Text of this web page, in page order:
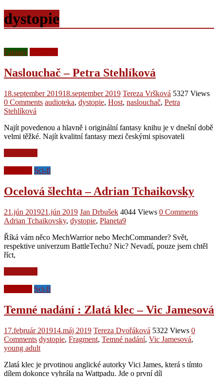
dystopie
Fantasy
Naslouchač – Petra Stehlíková
18.september 201918.september 2019 Tereza Vršková 5327 Views
0 Comments audioteka, dystopie, Host, naslouchač, Petra
Stehlíková
Najít povedenou a hlavně i originální fantasy knihu je v dnešní době
velmi těžké. Najít kvalitní fantasy mezi českými spisovateli
Sci-fi
Ocelová šlechta – Adrian Tchaikovsky
21.jún 201921.jún 2019 Jan Drbušek 4044 Views 0 Comments
Adrian Tchaikovsky, dystopie, Planeta9
Říká vám něco MechWarrior nebo MechCommander? Svět,
respektive univerzum BattleTechu? Nic? Nevadí, pouze jsem chtěl
říct,
Sci-fi
Temné nadání : Zlatá klec – Vic Jamesová
17.február 201914.máj 2019 Tereza Dvořáková 5322 Views 0
Comments dystopie, Fragment, Temné nadání, Vic Jamesová,
young adult
Zlatá klec je prvotinou anglické autorky Vici James, která s tímto
dílem dokonce vyhrála na Wattpadu. Jde o první díl